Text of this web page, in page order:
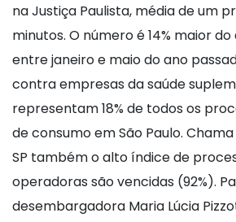
na Justiça Paulista, média de um
minutos. O número é 14% maior
entre janeiro e maio do ano
contra empresas da saúde
representam 18% de todos os
de consumo em São Paulo.
SP também o alto índice de
operadoras são vencidas (92%).
desembargadora Maria Lúcia